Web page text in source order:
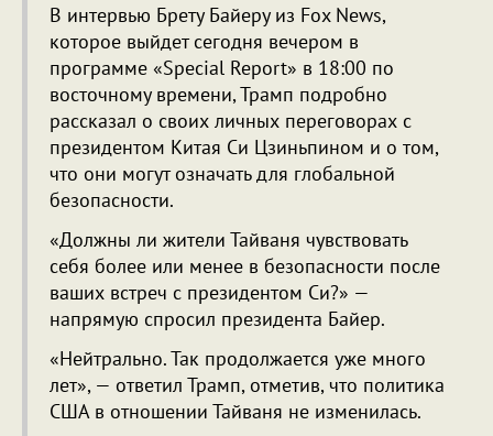
В интервью Брету Байеру из Fox News,
которое выйдет сегодня вечером в
программе «Special Report» в 18:00 по
восточному времени, Трамп подробно
рассказал о своих личных переговорах с
президентом Китая Си Цзиньпином и о том,
что они могут означать для глобальной
безопасности.
«Должны ли жители Тайваня чувствовать
себя более или менее в безопасности после
ваших встреч с президентом Си?» —
напрямую спросил президента Байер.
«Нейтрально. Так продолжается уже много
лет», — ответил Трамп, отметив, что политика
США в отношении Тайваня не изменилась.